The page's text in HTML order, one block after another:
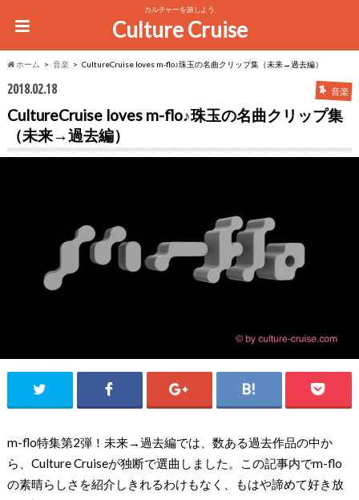
カルチャーを旅しよう
Culture Cruise
ホーム 音楽 CultureCruise loves m-flo♪珠玉の名曲クリップ集（未来→過去編）
2018.02.18 音楽
CultureCruise loves m-flo♪珠玉の名曲クリップ集
（未来→過去編）
m-flo特集第2弾！未来→過去編では、数ある過去作品の中か
ら、Culture Cruiseが独断で選曲しました。この記事内でm-flo
の素晴らしさを紹介しきれるわけもなく、もはや諦めて好き放